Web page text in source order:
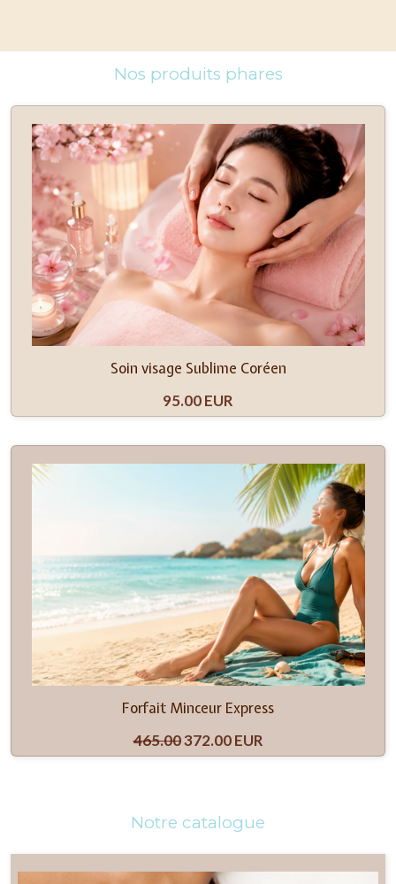
Nos produits phares
Soin visage Sublime Coréen
95.00 EUR
Forfait Minceur Express
465.00372.00 EUR
Notre catalogue